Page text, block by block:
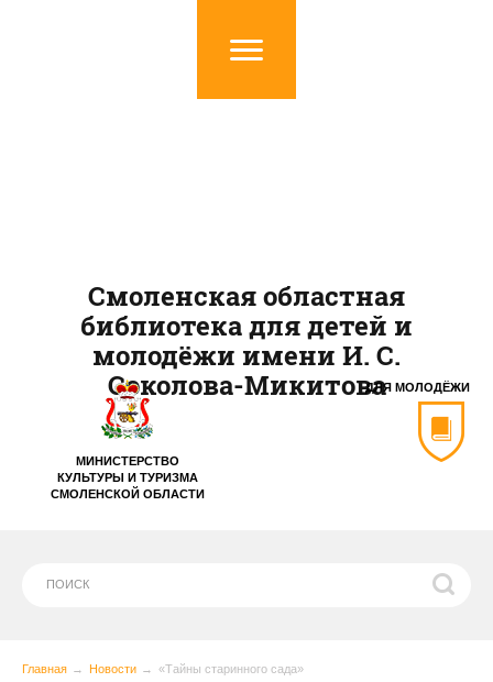
МИНИСТЕРСТВО
КУЛЬТУРЫ И ТУРИЗМА
СМОЛЕНСКОЙ ОБЛАСТИ
ДЛЯ МОЛОДЁЖИ
Смоленская областная
библиотека для детей и
молодёжи имени И. С.
Соколова-Микитова
Главная Новости «Тайны старинного сада»